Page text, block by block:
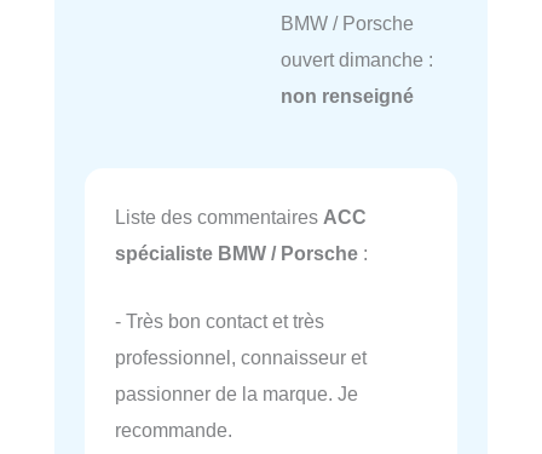
BMW / Porsche
ouvert dimanche :
non renseigné
Liste des commentaires ACC
spécialiste BMW / Porsche :
- Très bon contact et très
professionnel, connaisseur et
passionner de la marque. Je
recommande.